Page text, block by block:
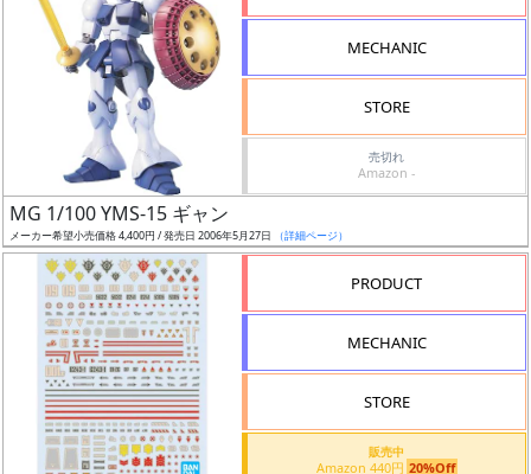
抽
選
MECHANIC
STORE
売切れ
Amazon -
MG 1/100 YMS-15 ギャン
メーカー希望小売価格 4,400円 / 発売日 2006年5月27日 （詳細ページ）
PRODUCT
MECHANIC
STORE
販売中
Amazon 440円 20%Off